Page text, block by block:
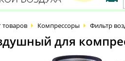
товаров Компрессоры Фильтр
для